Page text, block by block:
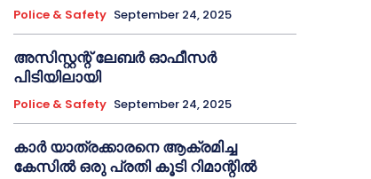
Police & Safety September 24, 2025
അസിസ്റ്റന്റ് ലേബർ ഓഫീസർ
പിടിയിലായി
Police & Safety September 24, 2025
കാർ യാത്രക്കാരനെ ആക്രമിച്ച
കേസിൽ ഒരു പ്രതി കൂടി റിമാന്റിൽ